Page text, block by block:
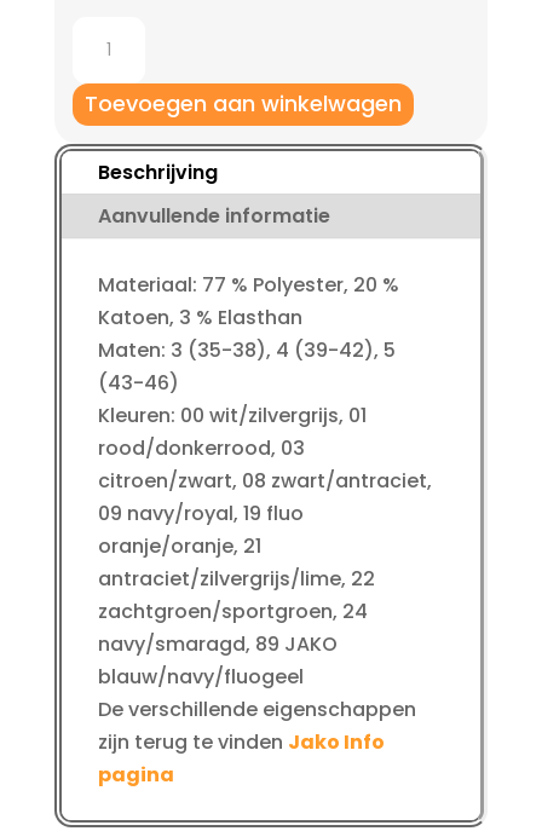
Kousen
Leeds
aantal
Toevoegen aan winkelwagen
Beschrijving
Aanvullende informatie
Materiaal: 77 % Polyester, 20 %
Katoen, 3 % Elasthan
Maten: 3 (35-38), 4 (39-42), 5
(43-46)
Kleuren: 00 wit/zilvergrijs, 01
rood/donkerrood, 03
citroen/zwart, 08 zwart/antraciet,
09 navy/royal, 19 fluo
oranje/oranje, 21
antraciet/zilvergrijs/lime, 22
zachtgroen/sportgroen, 24
navy/smaragd, 89 JAKO
blauw/navy/fluogeel
De verschillende eigenschappen
zijn terug te vinden Jako Info
pagina